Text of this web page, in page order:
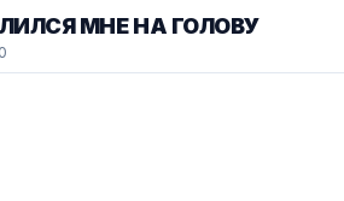
МНЕ НА ГОЛОВУ